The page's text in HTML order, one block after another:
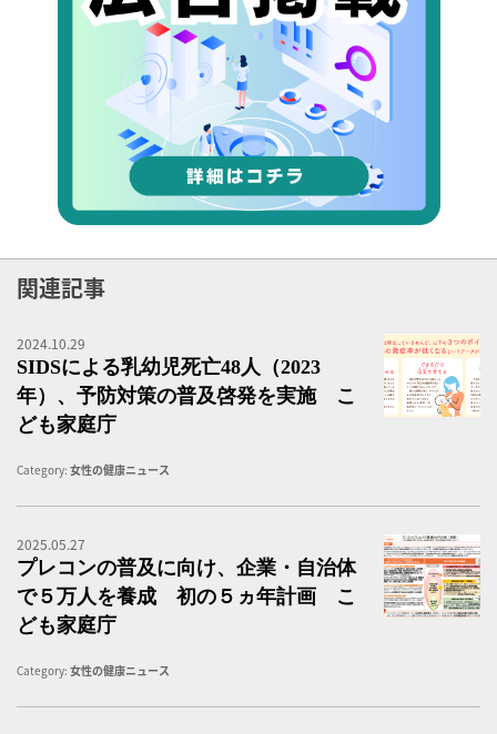
関連記事
2024.10.29
SIDSによる乳幼児死亡48人（2023
年）、予防対策の普及啓発を実施 こ
ども家庭庁
Category: 女性の健康ニュース
2025.05.27
プレコンの普及に向け、企業・自治体
で５万人を養成 初の５ヵ年計画 こ
ども家庭庁
Category: 女性の健康ニュース